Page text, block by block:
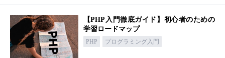
【PHP入門徹底ガイド】初心者のための
学習ロードマップ
PHP プログラミング入門